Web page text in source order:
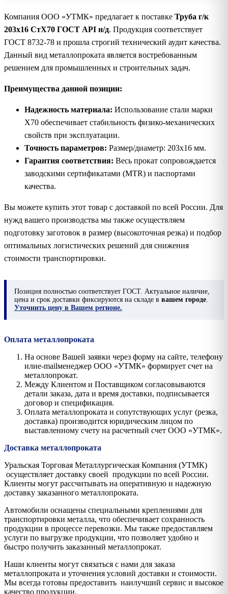
Компания ООО «УТМК» предлагает к поставке Труба г/к
203х16 СтХ70 ГОСТ API н/д. Продукция соответствует
ГОСТ 8732-78 и прошла строгий технический аудит качества.
Данный вид металлопроката является востребованным
решением для промышленных и строительных задач.
Преимущества данной позиции:
Надежность материала: Использование стали марки
Х70 обеспечивает стабильность физико-механических
свойств при эксплуатации.
Точность параметров: Размер/диаметр: 203х16 мм.
Гарантия соответствия: Весь прокат сопровождается
заводскими сертификатами (MTR) и паспортами
качества.
Вы можете купить этот товар с доставкой по всей России. Для
нужд вашего производства мы также осуществляем
подготовку заготовок в размер (высокоточная резка) и подбор
оптимальных логистических решений для снижения
стоимости транспортировки.
Позиция полностью соответствует ГОСТ. Актуальное наличие,
цена и срок доставки фиксируются на складе в вашем городе
Уточнить цену в Вашем регионе.
Оплата металлопроката
На основе Вашей заявки через форму на сайте, телефону
илиe-mailменеджер ООО «УТМК» формирует счет на
металлопрокат.
Между Клиентом и Поставщиком согласовываются
детали заказа, дата и время доставки, подписывается
договор и спецификация.
Оплата металлопроката и сопутствующих услуг (резка,
доставка) производится юридическим лицом по
выставленному счету на расчетный счет ООО «УТМК».
Доставка металлопроката
Уральская Торговая Металлургическая Компания (УТМК)
осуществляет доставку своей продукции по всей России.
Клиенты могут рассчитывать на оперативную и надежную
доставку заказанного металлопроката.
Автомобили оснащены специальными креплениями для
транспортировки металла, что обеспечивает сохранность
продукции в процессе перевозки. Мы также предоставляем
услуги по выгрузке продукции, что позволяет удобно и
быстро получить заказанный металлопрокат.
Наши клиенты могут связаться с нами для заказа
металлопроката и уточнения условий доставки и стоимости.
Мы всегда готовы предоставить наилучший сервис и высокое
качество продукции.